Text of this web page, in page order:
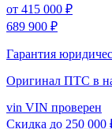
от 415 000 ₽
689 900 ₽
Гарантия
Оригинал ПТС в
vin VIN проверен
Скидка до 250 000